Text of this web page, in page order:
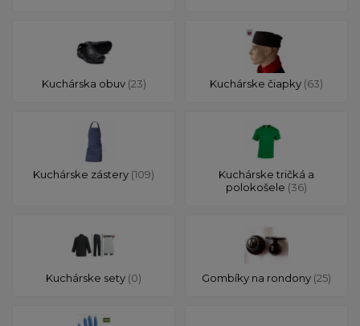
Kuchárska obuv (23) Kuchárske čiapky (63)
Kuchárske zástery (109)
Kuchárske tričká a
polokošele (36)
Kuchárske sety (0) Gombíky na rondony (25)